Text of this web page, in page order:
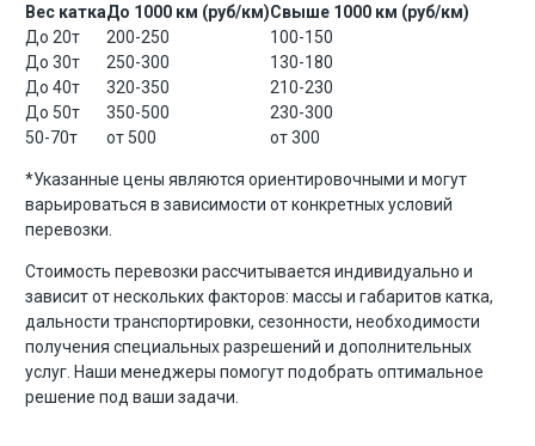
Вес каткаДо 1000 км (руб/км)Свыше 1000 км (руб/км)
До 20т
200-250
100-150
До 30т
250-300
130-180
До 40т
320-350
210-230
До 50т
350-500
230-300
50-70т
от 500 от 300
*Указанные цены являются ориентировочными и могут
варьироваться в зависимости от конкретных условий
перевозки.
Стоимость перевозки рассчитывается индивидуально и
зависит от нескольких факторов: массы и габаритов катка,
дальности транспортировки, сезонности, необходимости
получения специальных разрешений и дополнительных
услуг. Наши менеджеры помогут подобрать оптимальное
решение под ваши задачи.